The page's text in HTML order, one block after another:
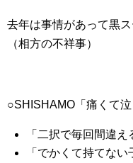
去年は事情があって黒
（相方の不祥事）
○SHISHAMO「痛くて
「二択で毎回間違え
「でかくて持てな